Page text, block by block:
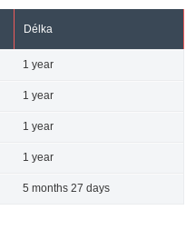
Délka
1 year
1 year
1 year
1 year
5 months 27 days